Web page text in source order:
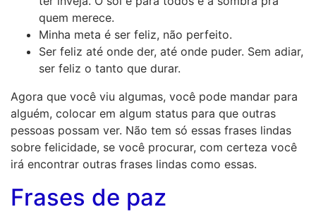
quem merece.
Minha meta é ser feliz, não perfeito.
Ser feliz até onde der, até onde puder. Sem adiar,
ser feliz o tanto que durar.
Agora que você viu algumas, você pode mandar para
alguém, colocar em algum status para que outras
pessoas possam ver. Não tem só essas frases lindas
sobre felicidade, se você procurar, com certeza você
irá encontrar outras frases lindas como essas.
Frases de paz